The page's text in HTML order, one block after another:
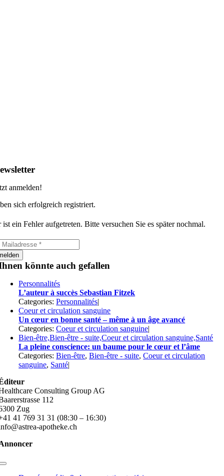
anmelden!
sich erfolgreich registriert.
ist ein Fehler aufgetreten. Bitte versuchen Sie es später nochmal.
könnte auch gefallen
Personnalités
L’auteur à succès Sebastian Fitzek
Categories:Personnalités|
Coeur et circulation sanguine
Un cœur en bonne santé – même à un âge avancé
Categories:Coeur et circulation sanguine|
Bien-être,Bien-être - suite,Coeur et circulation sanguine,Santé
La pleine conscience: un baume pour le cœur et l’âme
Categories:Bien-être,Bien-être - suite,Coeur et circulation
sanguine, Santé|
Consulting Group AG
112
Zug
41 769 31 31 (08:30 – 16:30)
apotheke.ch
Toggle
Navigation